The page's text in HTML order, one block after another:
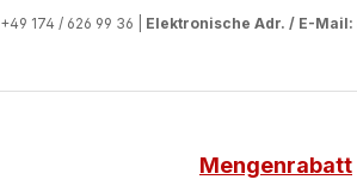
+49 174 / 626 99 36 | Elektronische Adr. / E-Mail:
Mengenrabatt